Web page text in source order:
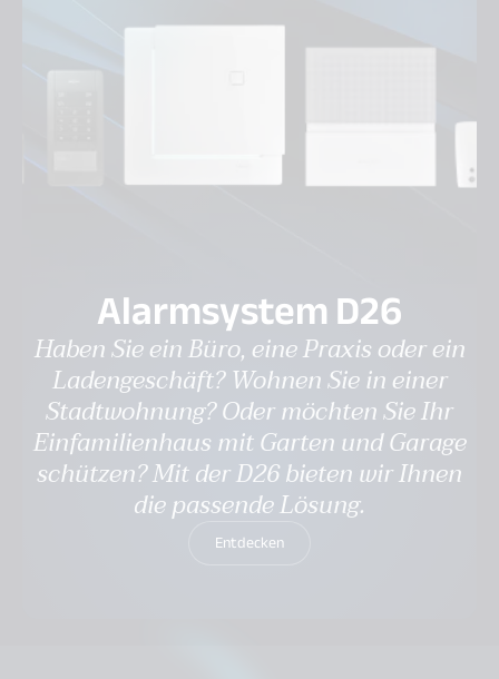
Alarmsystem D26
Haben Sie ein Büro, eine Praxis oder ein
Ladengeschäft? Wohnen Sie in einer
Stadtwohnung? Oder möchten Sie Ihr
Einfamilienhaus mit Garten und Garage
schützen? Mit der D26 bieten wir Ihnen
die passende Lösung.
Entdecken